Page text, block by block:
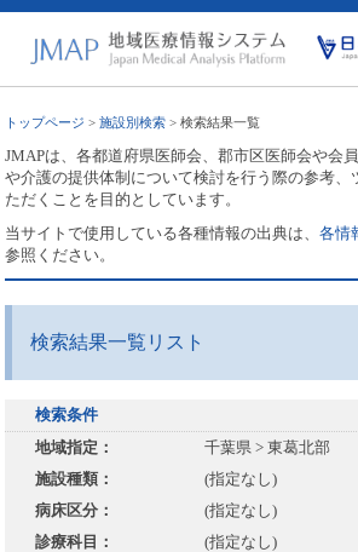
トップページ >施設別検索 > 検索結果一覧
JMAPは、各都道府県医師会、郡市区医師会や会
や介護の提供体制について検討を行う際の参考、
ただくことを目的としています。
当サイトで使用している各種情報の出典は、各情
参照ください。
検索結果一覧リスト
検索条件
地域指定：
千葉県 > 東葛北部
施設種類：
(指定なし)
病床区分：
(指定なし)
診療科目：
(指定なし)